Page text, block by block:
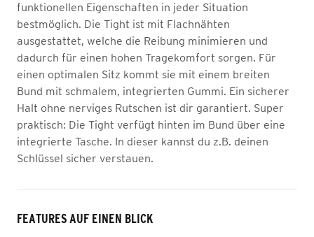
funktionellen Eigenschaften in jeder Situation
bestmöglich. Die Tight ist mit Flachnähten
ausgestattet, welche die Reibung minimieren und
dadurch für einen hohen Tragekomfort sorgen. Für
einen optimalen Sitz kommt sie mit einem breiten
Bund mit schmalem, integrierten Gummi. Ein sicherer
Halt ohne nerviges Rutschen ist dir garantiert. Super
praktisch: Die Tight verfügt hinten im Bund über eine
integrierte Tasche. In dieser kannst du z.B. deinen
Schlüssel sicher verstauen.
FEATURES AUF EINEN BLICK